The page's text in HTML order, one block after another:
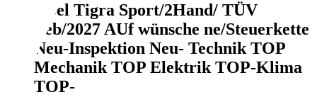
Opel Tigra Sport/2Hand/ TÜV
Feb/2027 AUf wünsche ne/Steuerkette
Neu-Inspektion Neu- Technik TOP
Mechanik TOP Elektrik TOP-Klima
TOP-